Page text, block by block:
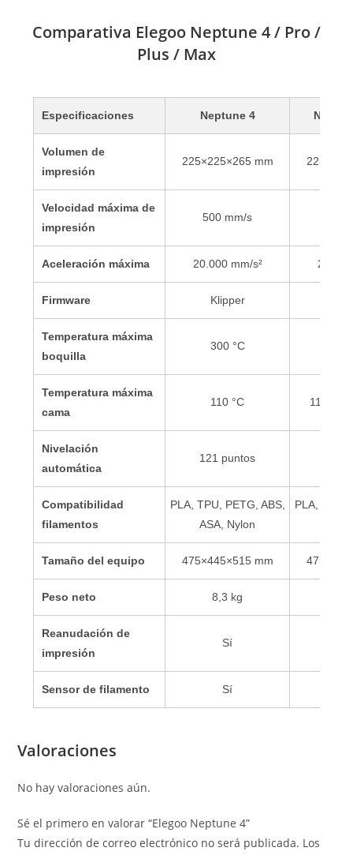
Comparativa Elegoo Neptune 4 / Pro /
Plus / Max
Especificaciones Neptune 4
Volumen de
impresión
225×225×265 mm
Velocidad máxima de
impresión
500 mm/s
Aceleración máxima 20.000 mm/s²
Firmware Klipper
Temperatura máxima
boquilla
300 °C
Temperatura máxima
cama
110 °C 110 °C
Nivelación
automática
121 puntos
Compatibilidad
filamentos
PLA, TPU, PETG, ABS,
ASA, Nylon
PLA, TPU,
Tamaño del equipo 475×445×515 mm
Peso neto 8,3 kg
Reanudación de
impresión
Sí
Sensor de filamento Sí
Valoraciones
No hay valoraciones aún.
Sé el primero en valorar “Elegoo Neptune 4”
Tu dirección de correo electrónico no será publicada. Los